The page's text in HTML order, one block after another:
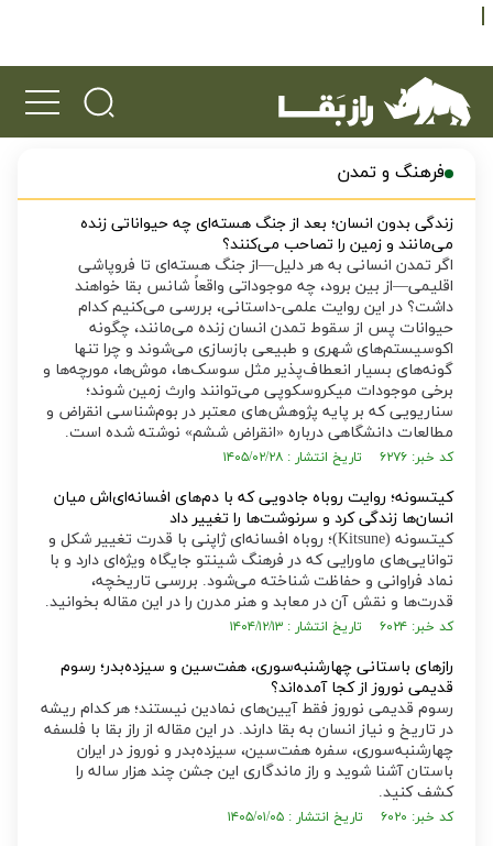
فرهنگ و تمدن
زندگی بدون انسان؛ بعد از جنگ هسته‌ای چه حیواناتی زنده
می‌مانند و زمین را تصاحب می‌کنند؟
اگر تمدن انسانی به هر دلیل—از جنگ هسته‌ای تا فروپاشی
اقلیمی—از بین برود، چه موجوداتی واقعاً شانس بقا خواهند
داشت؟ در این روایت علمی-داستانی، بررسی می‌کنیم کدام
حیوانات پس از سقوط تمدن انسان زنده می‌مانند، چگونه
اکوسیستم‌های شهری و طبیعی بازسازی می‌شوند و چرا تنها
گونه‌های بسیار انعطاف‌پذیر مثل سوسک‌ها، موش‌ها، مورچه‌ها و
برخی موجودات میکروسکوپی می‌توانند وارث زمین شوند؛
سناریویی که بر پایه پژوهش‌های معتبر در بوم‌شناسی انقراض و
مطالعات دانشگاهی درباره «انقراض ششم» نوشته شده است.
کد خبر: ۶۲۷۶ تاریخ انتشار : ۱۴۰۵/۰۲/۲۸
کیتسونه؛ روایت روباه جادویی که با دم‌های افسانه‌ای‌اش میان
انسان‌ها زندگی کرد و سرنوشت‌ها را تغییر داد
کیتسونه (Kitsune)؛ روباه افسانه‌ای ژاپنی با قدرت تغییر شکل و
توانایی‌های ماورایی که در فرهنگ شینتو جایگاه ویژه‌ای دارد و با
نماد فراوانی و حفاظت شناخته می‌شود. بررسی تاریخچه،
قدرت‌ها و نقش آن در معابد و هنر مدرن را در این مقاله بخوانید.
کد خبر: ۶۰۲۴ تاریخ انتشار : ۱۴۰۴/۱۲/۱۳
راز‌های باستانی چهارشنبه‌سوری، هفت‌سین و سیزده‌بدر؛ رسوم
قدیمی نوروز از کجا آمده‌اند؟
رسوم قدیمی نوروز فقط آیین‌های نمادین نیستند؛ هر کدام ریشه
در تاریخ و نیاز انسان به بقا دارند. در این مقاله از راز بقا با فلسفه
چهارشنبه‌سوری، سفره هفت‌سین، سیزده‌بدر و نوروز در ایران
باستان آشنا شوید و راز ماندگاری این جشن چند هزار ساله را
کشف کنید.
کد خبر: ۶۰۲۰ تاریخ انتشار : ۱۴۰۵/۰۱/۰۵